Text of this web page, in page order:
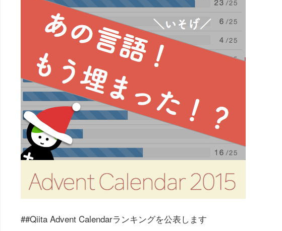
##Qiita Advent Calendarランキングを公表します